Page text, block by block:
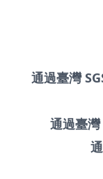
通過臺灣
通過臺